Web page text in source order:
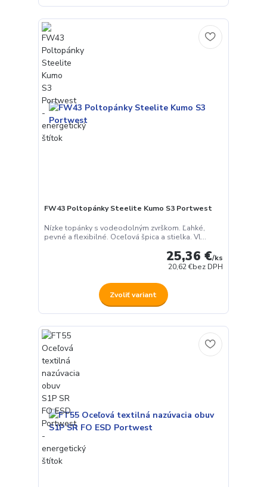
FW43 Poltopánky Steelite Kumo S3 Portwest
Nízke topánky s vodeodolným zvrškom. Ľahké,
pevné a flexibilné. Oceľová špica a stielka. Vl...
25,36 €/ks
20,62 €bez DPH
Zvoliť variant